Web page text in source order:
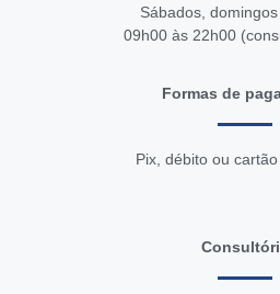
Sábados,
09h00 às 22h00
Formas de
Pix, débito ou cartão